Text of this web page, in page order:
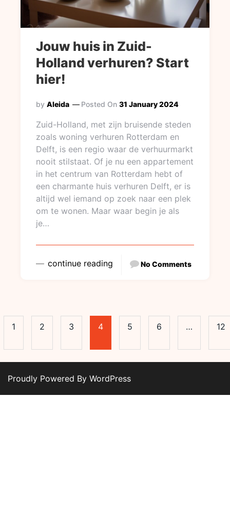
Jouw huis in Zuid-
Holland verhuren? Start
hier!
by Aleida Posted On 31 January 2024
Zuid-Holland, met zijn bruisende steden
zoals woning verhuren Rotterdam en
Delft, is een regio waar de verhuurmarkt
nooit stilstaat. Of je nu een appartement
in het centrum van Rotterdam hebt of
een charmante huis verhuren Delft, er is
altijd wel iemand op zoek naar een plek
om te wonen. Maar waar begin je als
je…
continue reading No Comments
1 2 3 4 5 6 … 12
Proudly Powered By WordPress